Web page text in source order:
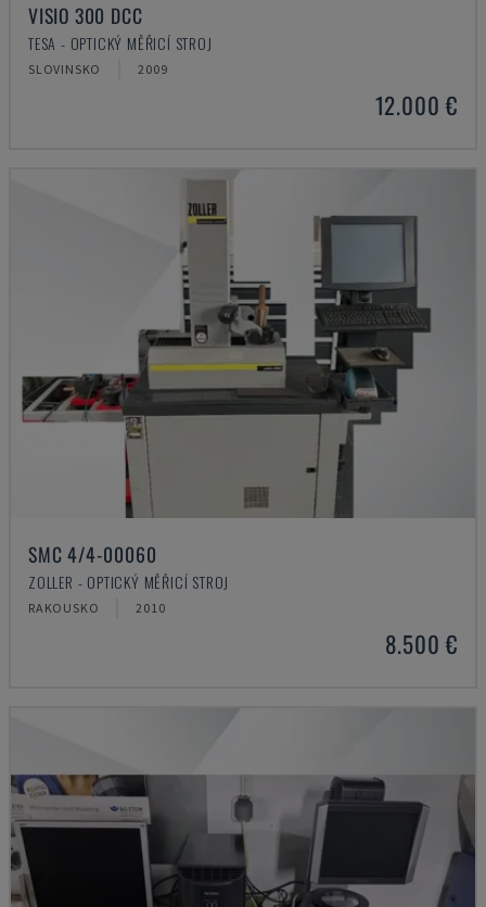
VISIO 300 DCC
TESA - OPTICKÝ MĚŘICÍ STROJ
SLOVINSKO 2009
12.000 €
SMC 4/4-00060
ZOLLER - OPTICKÝ MĚŘICÍ STROJ
RAKOUSKO 2010
8.500 €